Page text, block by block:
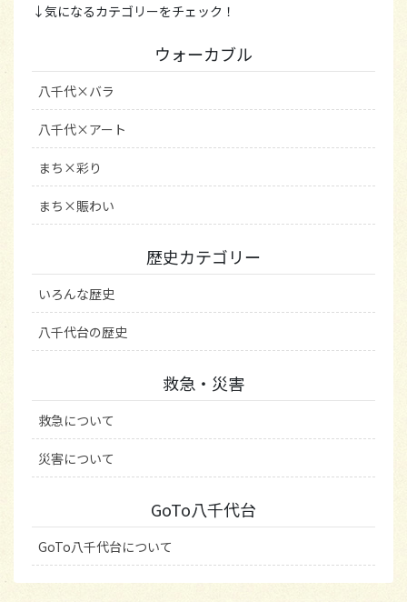
↓気になるカテゴリーをチェック！
ウォーカブル
八千代×バラ
八千代×アート
まち×彩り
まち×賑わい
歴史カテゴリー
いろんな歴史
八千代台の歴史
救急・災害
救急について
災害について
GoTo八千代台
GoTo八千代台について